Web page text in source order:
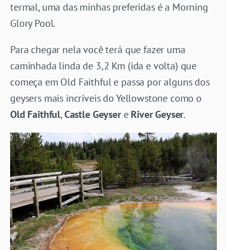
termal, uma das minhas preferidas é a Morning
Glory Pool.
Para chegar nela você terá que fazer uma
caminhada linda de 3,2 Km (ida e volta) que
começa em Old Faithful e passa por alguns dos
geysers mais incríveis do Yellowstone como o
Old Faithful,Castle GeysereRiver Geyser.